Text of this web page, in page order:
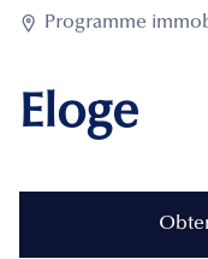
 Programme
Eloge